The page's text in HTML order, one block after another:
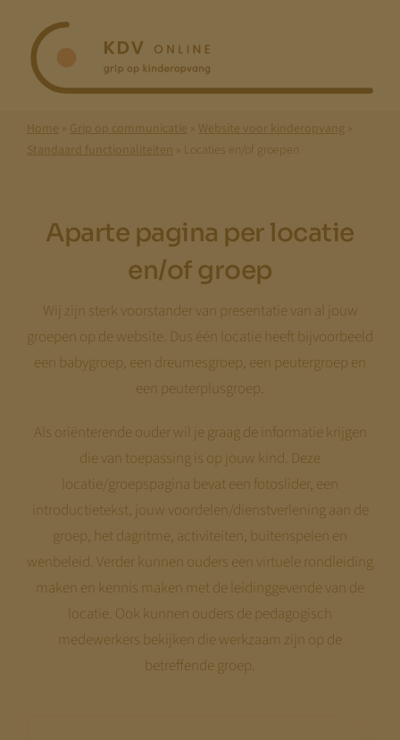
inhoud
Home » Grip op communicatie » Website voor kinderopvang»
Standaard functionaliteiten » Locaties en/of groepen
Aparte pagina per locatie
en/of groep
Wij zijn sterk voorstander van presentatie van al jouw
groepen op de website. Dus één locatie heeft bijvoorbeeld
een babygroep, een dreumesgroep, een peutergroep en
een peuterplusgroep.
Als oriënterende ouder wil je graag de informatie krijgen
die van toepassing is op jouw kind. Deze
locatie/groepspagina bevat een fotoslider, een
introductietekst, jouw voordelen/dienstverlening aan de
groep, het dagritme, activiteiten, buitenspelen en
wenbeleid. Verder kunnen ouders een virtuele rondleiding
maken en kennis maken met de leidinggevende van de
locatie. Ook kunnen ouders de pedagogisch
medewerkers bekijken die werkzaam zijn op de
betreffende groep.